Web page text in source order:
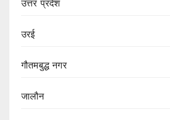
उत्तर प्रदेश
उरई
गौतमबुद्ध नगर
जालौन